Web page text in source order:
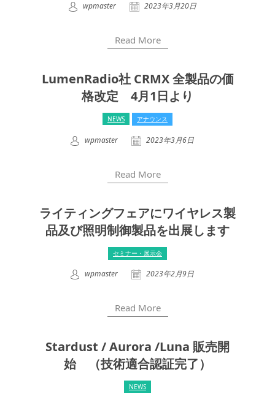
wpmaster 2023年3月20日
Read More
LumenRadio社 CRMX 全製品の価
格改定 4月1日より
NEWS アナウンス
wpmaster 2023年3月6日
Read More
ライティングフェアにワイヤレス製
品及び照明制御製品を出展します
セミナー・展示会
wpmaster 2023年2月9日
Read More
Stardust / Aurora /Luna 販売開
始 （技術適合認証完了）
NEWS